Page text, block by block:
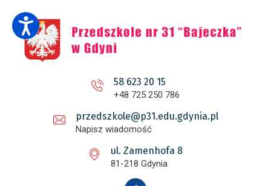
58 623 20 15
+48 725 250 786
przedszkole@p31.edu.gdynia.pl
Napisz wiadomość
ul. Zamenhofa 8
81-218 Gdynia